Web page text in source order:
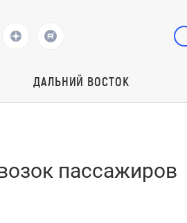
ДАЛЬНИЙ ВОСТОК
пассажиров